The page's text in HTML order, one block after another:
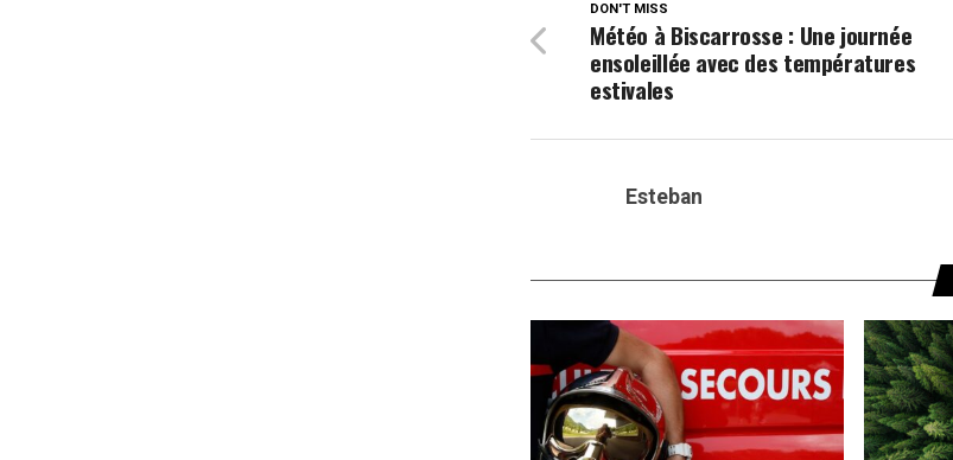
DON'T MISS
Météo à Biscarrosse : Une journée
ensoleillée avec des températures
estivales
Esteban